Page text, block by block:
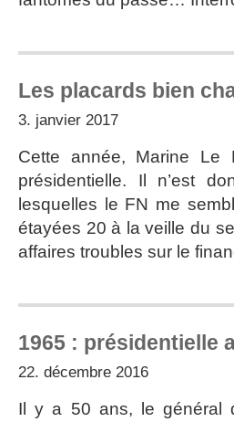
Les placards bien
3. janvier 2017
Cette année, Marine
présidentielle. Il n’est
lesquelles le FN me
étayées 20 à la veille du
affaires troubles sur le
1965 : présidentielle
22. décembre 2016
Il y a 50 ans, le général